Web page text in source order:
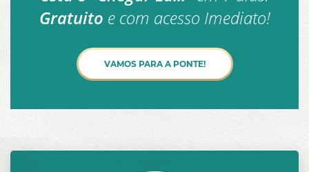
Gratuito e com acesso Imediato!
VAMOS PARA A PONTE!